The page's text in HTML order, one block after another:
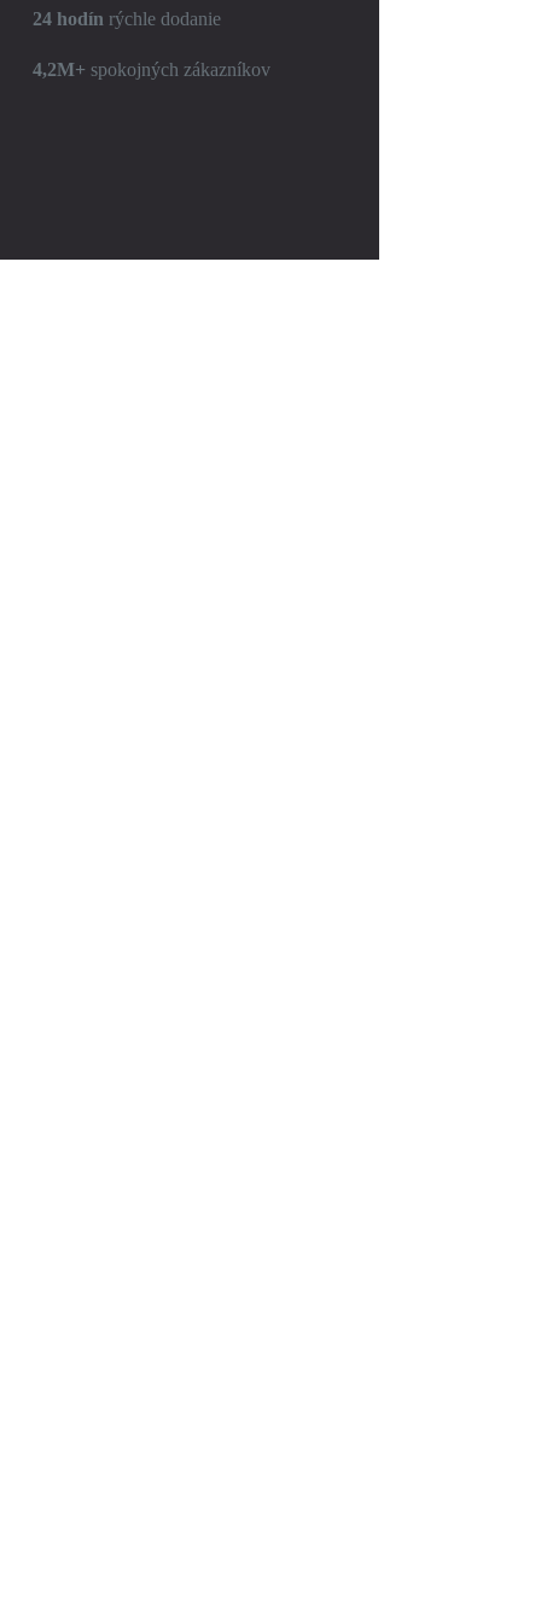
24 hodín rýchle dodanie
4,2M+ spokojných zákazníkov